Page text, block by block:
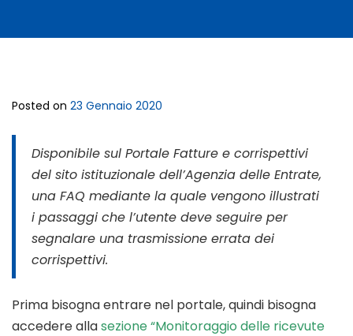
Posted on 23 Gennaio 2020
Disponibile sul Portale Fatture e corrispettivi
del sito istituzionale dell’Agenzia delle Entrate,
una FAQ mediante la quale vengono illustrati
i passaggi che l’utente deve seguire per
segnalare una trasmissione errata dei
corrispettivi.
Prima bisogna entrare nel portale, quindi bisogna
accedere allasezione “Monitoraggio delle ricevute